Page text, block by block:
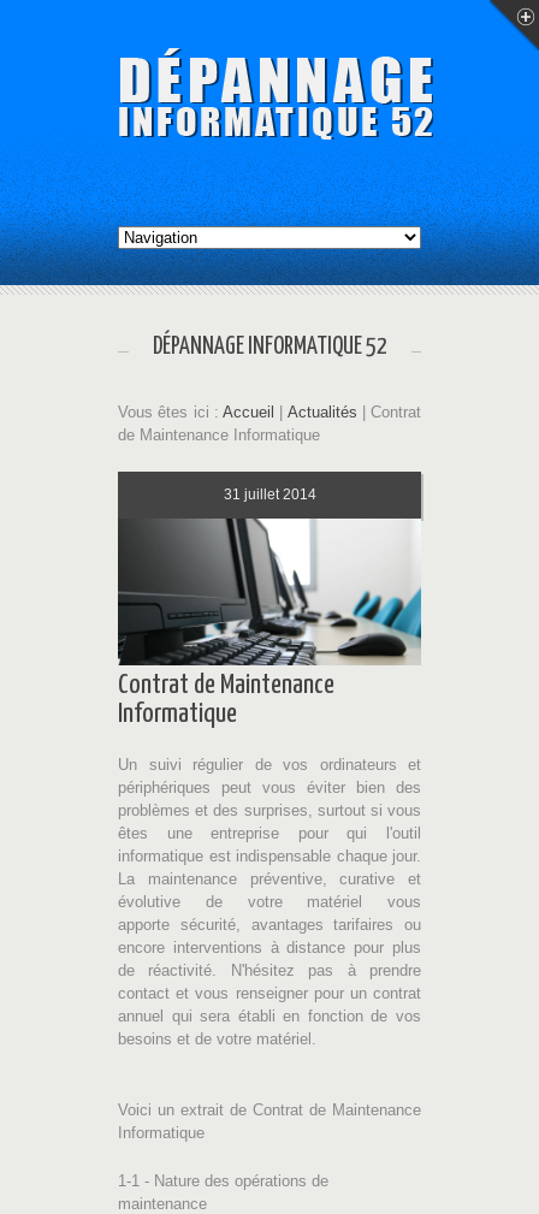
DÉPANNAGE INFORMATIQUE 52
Vous êtes ici : Accueil Actualités | Contrat
de Maintenance Informatique
31 juillet 2014
Contrat de Maintenance
Informatique
Un suivi régulier de vos ordinateurs et
périphériques peut vous éviter bien des
problèmes et des surprises, surtout si vous
êtes une entreprise pour qui l'outil
informatique est indispensable chaque jour.
La maintenance préventive, curative et
évolutive de votre matériel vous
apporte sécurité, avantages tarifaires ou
encore interventions à distance pour plus
de réactivité. N'hésitez pas à prendre
contact et vous renseigner pour un contrat
annuel qui sera établi en fonction de vos
besoins et de votre matériel.
Voici un extrait de Contrat de Maintenance
Informatique
1-1 - Nature des opérations de
maintenance